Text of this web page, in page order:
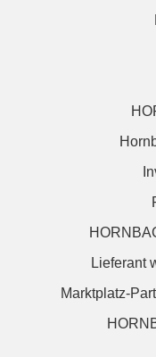
Lieferant
Marktplatz-